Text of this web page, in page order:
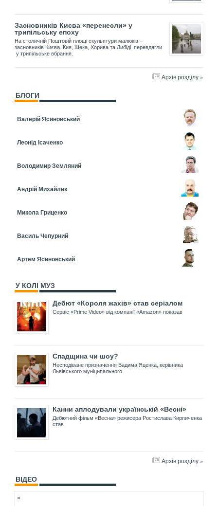
Засновників Києва «перенесли» у
трипільську епоху
На столичній Поштовій площі скульптури малюків –
засновників Києва Кия, Щека, Хорива та Либіді перевдягли
у трипільське вбрання.
Архів розділу »
БЛОГИ
Валерій Ясиновський
Леонід Ісаченко
Володимир Земляний
Андрій Михайлик
Микола Гриценко
Василь Чепурний
Артем Ясиновський
У КОЛІ МУЗ
Дебют «Короля жахів» став серіалом
Сервіс «Prime Video» від компанії «Amazon» показав
Спадщина чи шоу?
Несподіване призначення Вадима Яценка, керівника
Львівського муніципального
Канни аплодували українській «Весні»
Дебютний фільм «Весна» режисера Ростислава Кирпиченка
став
Архів розділу »
ВІДЕО